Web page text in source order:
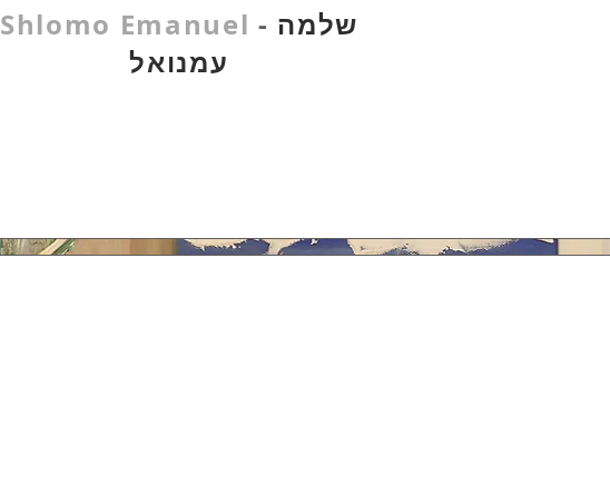
Shlomo Emanuel - שלמה
עמנואל